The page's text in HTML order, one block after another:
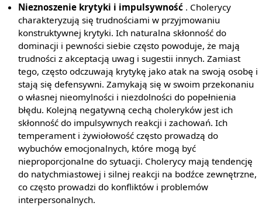
Nieznoszenie krytyki i impulsywność . Cholerycy
charakteryzują się trudnościami w przyjmowaniu
konstruktywnej krytyki. Ich naturalna skłonność do
dominacji i pewności siebie często powoduje, że mają
trudności z akceptacją uwag i sugestii innych. Zamiast
tego, często odczuwają krytykę jako atak na swoją osobę i
stają się defensywni. Zamykają się w swoim przekonaniu
o własnej nieomylności i niezdolności do popełnienia
błędu. Kolejną negatywną cechą choleryków jest ich
skłonność do impulsywnych reakcji i zachowań. Ich
temperament i żywiołowość często prowadzą do
wybuchów emocjonalnych, które mogą być
nieproporcjonalne do sytuacji. Cholerycy mają tendencję
do natychmiastowej i silnej reakcji na bodźce zewnętrzne,
co często prowadzi do konfliktów i problemów
interpersonalnych.